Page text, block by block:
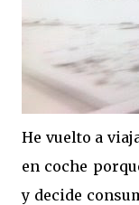
He vuelto a
en coche
y decide